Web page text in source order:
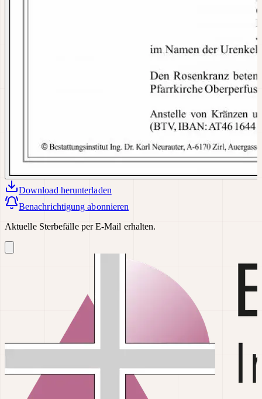
Download herunterladen
Benachrichtigung abonnieren
Aktuelle Sterbefälle per E-Mail erhalten.